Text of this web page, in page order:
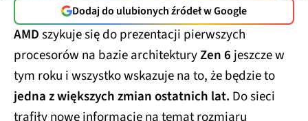
Dodaj do ulubionych źródeł w Google
AMDszykuje się do prezentacji pierwszych
procesorów na bazie architekturyZen 6 jeszcze w
tym roku i wszystko wskazuje na to, że będzie to
jedna z większych zmian ostatnich lat. Do sieci
trafiły nowe informacje na temat rozmiaru